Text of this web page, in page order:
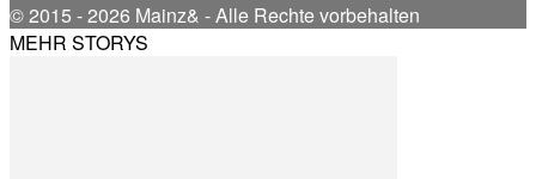
© 2015 - 2026 Mainz& - Alle Rechte vorbehalten
MEHR STORYS